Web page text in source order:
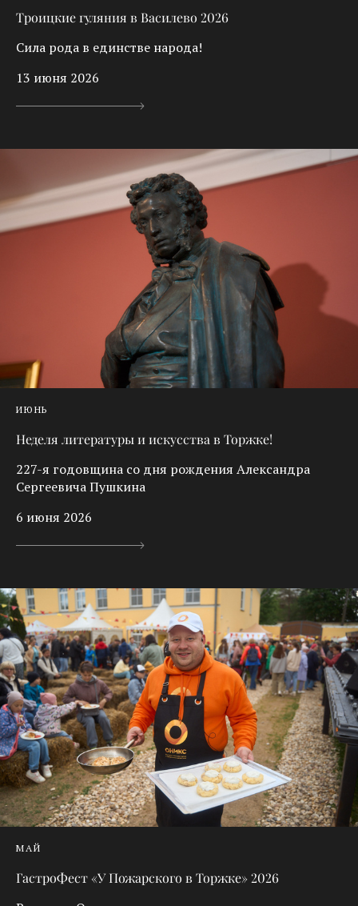
Троицкие гуляния в Василево 2026
Сила рода в единстве народа!
13 июня 2026
ИЮНЬ
Неделя литературы и искусства в Торжке!
227-я годовщина со дня рождения Александра
Сергеевича Пушкина
6 июня 2026
МАЙ
ГастроФест «У Пожарского в Торжке» 2026